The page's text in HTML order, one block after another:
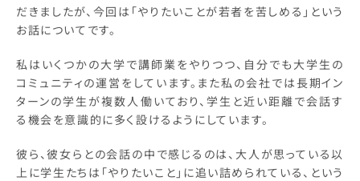
だきましたが、今回は「やりたいことが若者を苦しめる」という
お話についてです。
私はいくつかの大学で講師業をやりつつ、自分でも大学生の
コミュニティの運営をしています。また私の会社では長期イン
ターンの学生が複数人働いており、学生と近い距離で会話す
る機会を意識的に多く設けるようにしています。
彼ら、彼女らとの会話の中で感じるのは、大人が思っている以
上に学生たちは「やりたいこと」に追い詰められている、という